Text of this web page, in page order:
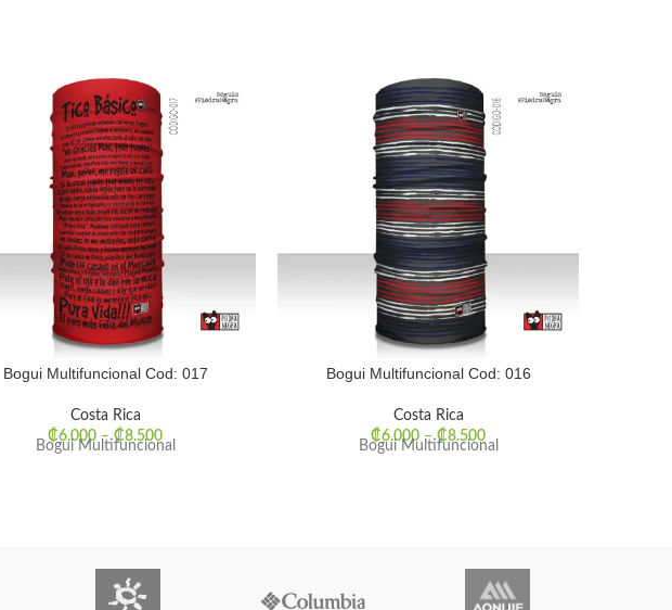
Bogui Multifuncional Cod: 017
Costa Rica
₡6.000 –₡8.500
Bogui Multifuncional
Bogui Multifuncional Cod: 016
Costa Rica
₡6.000 –₡8.500
Bogui Multifuncional